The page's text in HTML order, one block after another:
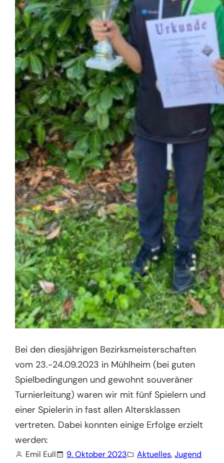
Bei den diesjährigen Bezirksmeisterschaften
vom 23.-24.09.2023 in Mühlheim (bei guten
Spielbedingungen und gewohnt souveräner
Turnierleitung) waren wir mit fünf Spielern und
einer Spielerin in fast allen Altersklassen
vertreten. Dabei konnten einige Erfolge erzielt
werden:
Emil Eull 9. Oktober 2023 Aktuelles, Jugend